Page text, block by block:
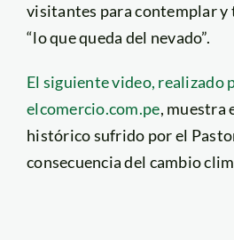
visitantes para contemplar y
“lo que queda del nevado”.
El siguiente video, realizado
elcomercio.com.pe, muestra
histórico sufrido por el
consecuencia del cambio